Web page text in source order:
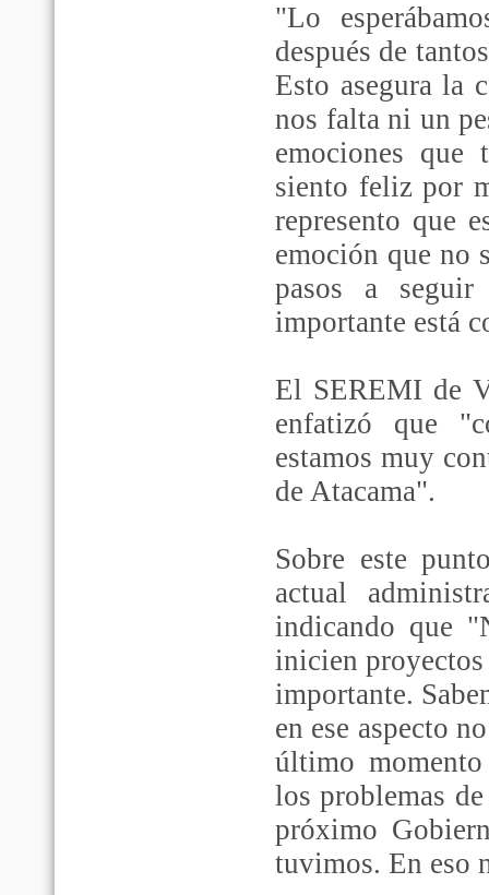
"Lo
después de
Esto asegura la
nos falta ni un
emociones
siento feliz por
represento que
emoción que no
pasos a seguir
importante está
El SEREMI de
enfatizó que
estamos muy
de Atacama".
Sobre este
actual
indicando que
inicien
importante.
en ese aspecto
último
los problemas
próximo
tuvimos. En eso